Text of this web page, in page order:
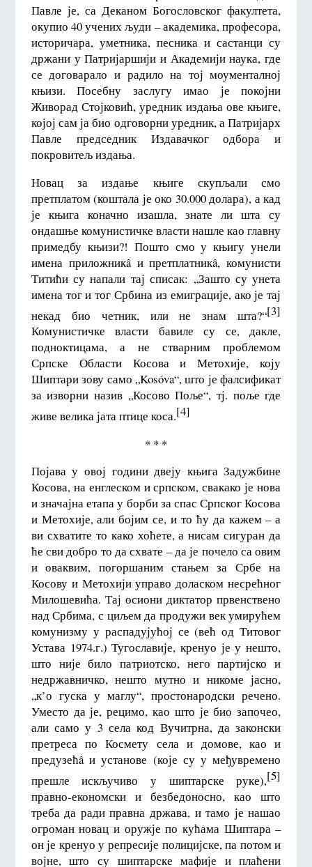
Павле је, са Деканом Богословског факултета,
окупио 40 учених људи – академика, професора,
историчара, уметника, песника и састанци су
држани у Патријаршији и Академији наука, где
се договарало и радило на тој моументалној
књизи. Посебну заслугу имао је покојни
Живорад Стојковић, уредник издања ове књиге,
којој сам ја био одговорни уредник, а Патријарх
Павле председник Издавачког одбора и
покровитељ издања.
Новац за издање књиге скупљали смо
претплатом (коштала је око 30.000 долара), а кад
је књига коначно изашла, знате ли шта су
ондашње комунистичке власти нашле као главну
примедбу књизи?! Пошто смо у књигу унели
имена приложникâ и претплатникâ, комунисти
Титићи су напали тај списак: „Зашто су унета
имена тог и тог Србина из емиграције, ако је тај
некад био четник, или не знам шта?“[3]
Комунистичке власти бавиле су се, дакле,
подноктицама, а не стварним проблемом
Српске Области Косова и Метохије, коју
Шиптари зову само „Kosóva“, што је фалсификат
за изворни назив „Косово Поље“, тј. поље где
живе велика јата птице коса.[4]
* * *
Појава у овој години двеју књига Задужбине
Косова, на енглеском и српском, свакако је нова
и значајна етапа у борби за спас Српског Косова
и Метохије, али бојим се, и то ћу да кажем – а
ви схватите то како хоћете, а нисам сигуран да
ће сви добро то да схвате – да је почело са овим
и оваквим, погоршаним стањем за Србе на
Косову и Метохији управо доласком несрећног
Милошевића. Тај осиони диктатор првенствено
над Србима, с циљем да продужи век умирућем
комунизму у распадујућој се (већ од Титовог
Устава 1974.г.) Тугославије, кренуо је у нешто,
што није било патриотско, него партијско и
недржавничко, нешто мутно и никоме јасно,
„к’о гуска у маглу“, простонародски речено.
Уместо да је, рецимо, као што је био започео,
али само у 3 села код Вучитрна, да законски
претреса по Космету села и домове, као и
предузећâ и установе (које су у међувремено
прешле искључиво у шиптарске руке),[5]
правно-економски и безбедоносно, као што
треба да ради правна држава, и тамо је нашао
огроман новац и оружје по кућама Шиптара –
он је кренуо у репресије полицијске, па потом и
војне, што су шиптарске мафије и плаћени